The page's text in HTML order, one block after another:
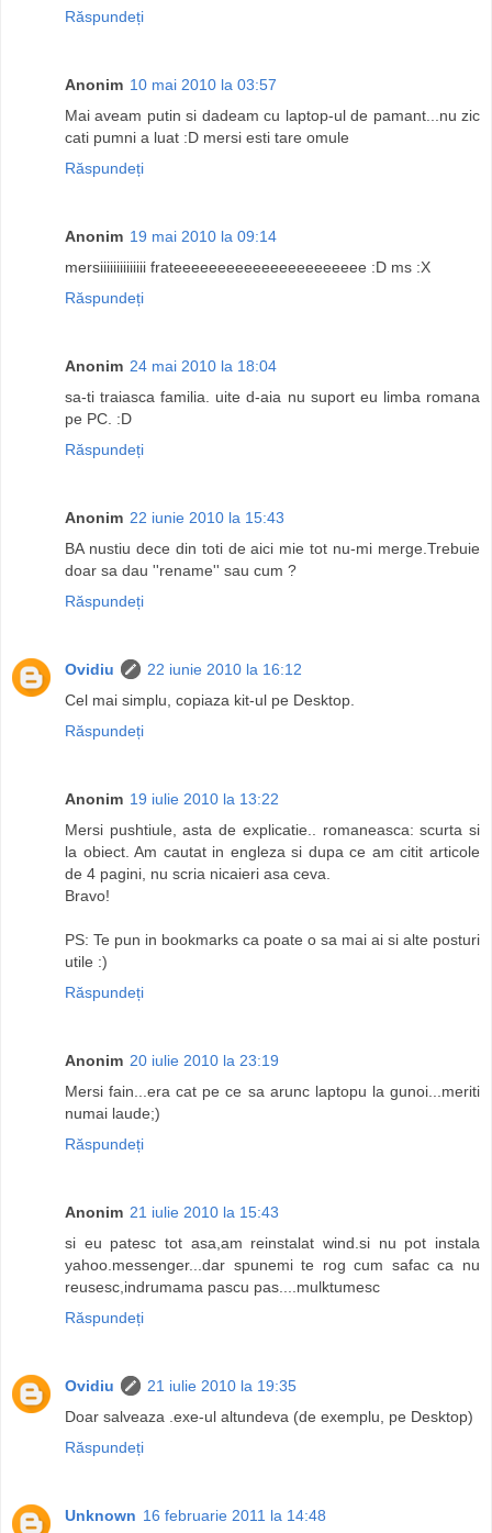
Răspundeți
Anonim 10 mai 2010 la 03:57
Mai aveam putin si dadeam cu laptop-ul de pamant...nu zic
cati pumni a luat :D mersi esti tare omule
Răspundeți
Anonim 19 mai 2010 la 09:14
mersiiiiiiiiiiiiii frateeeeeeeeeeeeeeeeeeeeee :D ms :X
Răspundeți
Anonim 24 mai 2010 la 18:04
sa-ti traiasca familia. uite d-aia nu suport eu limba romana
pe PC. :D
Răspundeți
Anonim 22 iunie 2010 la 15:43
BA nustiu dece din toti de aici mie tot nu-mi merge.Trebuie
doar sa dau ''rename'' sau cum ?
Răspundeți
Ovidiu
22 iunie 2010 la 16:12
Cel mai simplu, copiaza kit-ul pe Desktop.
Răspundeți
Anonim 19 iulie 2010 la 13:22
Mersi pushtiule, asta de explicatie.. romaneasca: scurta si
la obiect. Am cautat in engleza si dupa ce am citit articole
de 4 pagini, nu scria nicaieri asa ceva.
Bravo!
PS: Te pun in bookmarks ca poate o sa mai ai si alte posturi
utile :)
Răspundeți
Anonim 20 iulie 2010 la 23:19
Mersi fain...era cat pe ce sa arunc laptopu la gunoi...meriti
numai laude;)
Răspundeți
Anonim 21 iulie 2010 la 15:43
si eu patesc tot asa,am reinstalat wind.si nu pot instala
yahoo.messenger...dar spunemi te rog cum safac ca nu
reusesc,indrumama pascu pas....mulktumesc
Răspundeți
Ovidiu
21 iulie 2010 la 19:35
Doar salveaza .exe-ul altundeva (de exemplu, pe Desktop)
Răspundeți
Unknown 16 februarie 2011 la 14:48